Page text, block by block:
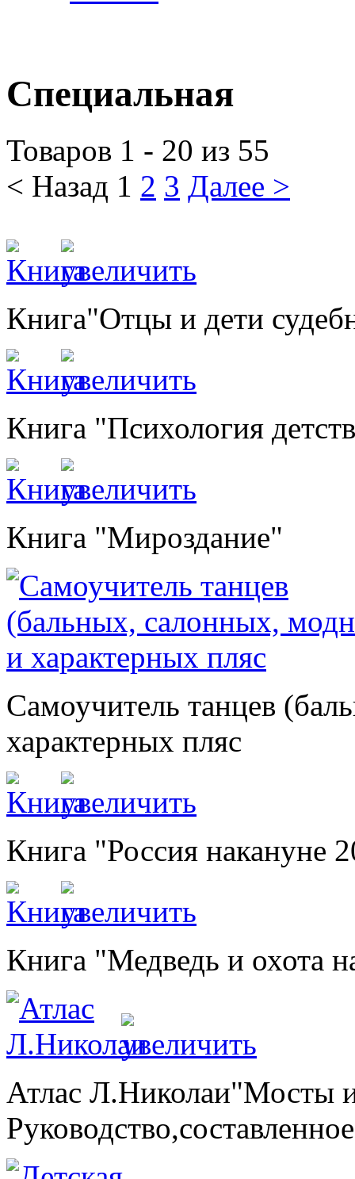
Специальная
Товаров 1 - 20 из 55
< Назад 1 2 3 Далее >
Книга"Отцы и дети
Книга "Психология
Книга "Мироздание"
Самоучитель танцев
характерных пляс
Книга "Россия накануне
Книга "Медведь и охота
Атлас Л.Николаи"Мосты